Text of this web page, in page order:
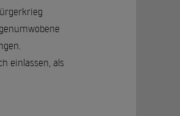
einlassen, als